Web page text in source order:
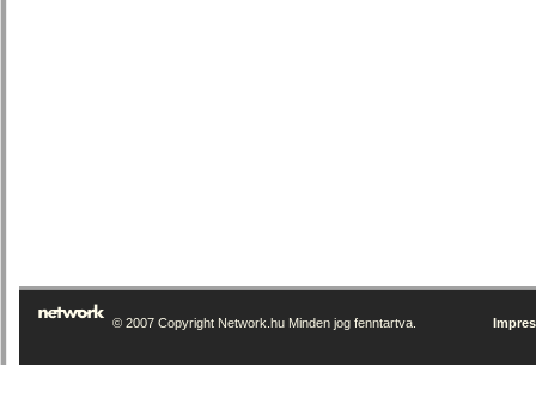
© 2007 Copyright Network.hu Minden jog fenntartva.